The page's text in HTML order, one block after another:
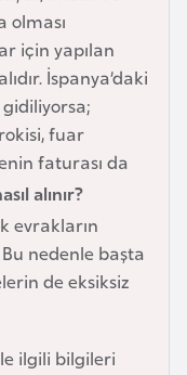
olması
için yapılan
İspanya’daki
fuar
faturası da
alınır?
evrakların
nedenle başta
de eksiksiz
ilgili bilgileri